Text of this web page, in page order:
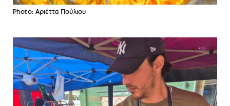
Photo: Aριέττα Πούλιου